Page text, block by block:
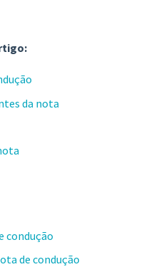
da nota
condução
de condução